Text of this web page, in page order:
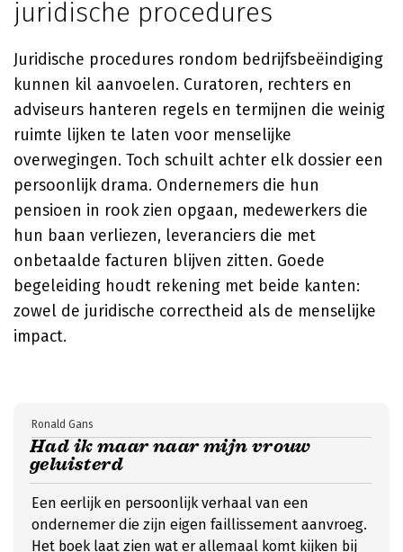
juridische procedures
Juridische procedures rondom bedrijfsbeëindiging
kunnen kil aanvoelen. Curatoren, rechters en
adviseurs hanteren regels en termijnen die weinig
ruimte lijken te laten voor menselijke
overwegingen. Toch schuilt achter elk dossier een
persoonlijk drama. Ondernemers die hun
pensioen in rook zien opgaan, medewerkers die
hun baan verliezen, leveranciers die met
onbetaalde facturen blijven zitten. Goede
begeleiding houdt rekening met beide kanten:
zowel de juridische correctheid als de menselijke
impact.
Had ik maar naar mijn vrouw
geluisterd
Ronald Gans
Een eerlijk en persoonlijk verhaal van een
ondernemer die zijn eigen faillissement aanvroeg.
Het boek laat zien wat er allemaal komt kijken bij